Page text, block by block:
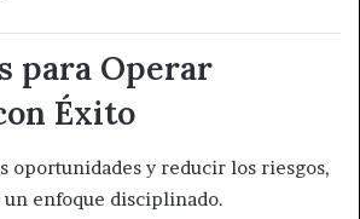
para Operar
Éxito
oportunidades y reducir los riesgos,
un enfoque disciplinado.